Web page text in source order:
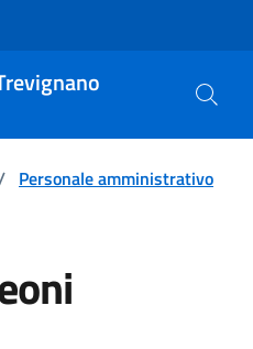
Personale amministrativo